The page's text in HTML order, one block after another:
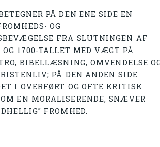
PÅ DEN ENE SIDE EN
OG
FRA SLUTNINGEN AF
OG 1700-TALLET MED VÆGT PÅ
BIBELLÆSNING, OMVENDELSE
PÅ DEN ANDEN SIDE
I OVERFØRT OG OFTE KRITISK
EN MORALISERENDE, SNÆVER
FROMHED.